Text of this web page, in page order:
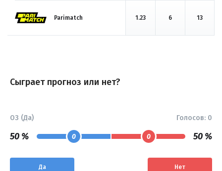
Parimatch 1.23 6 13
Сыграет прогноз или нет?
ОЗ (Да) Голосов: 0
50 % 0 0 50 %
Да Нет